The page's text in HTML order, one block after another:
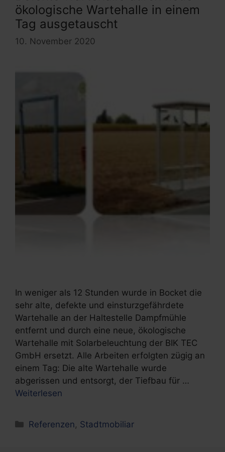
ökologische Wartehalle in einem
Tag ausgetauscht
10. November 2020
In weniger als 12 Stunden wurde in Bocket die
sehr alte, defekte und einsturzgefährdete
Wartehalle an der Haltestelle Dampfmühle
entfernt und durch eine neue, ökologische
Wartehalle mit Solarbeleuchtung der BIK TEC
GmbH ersetzt. Alle Arbeiten erfolgten zügig an
einem Tag: Die alte Wartehalle wurde
abgerissen und entsorgt, der Tiefbau für …
Weiterlesen
Kategorien
Referenzen, Stadtmobiliar